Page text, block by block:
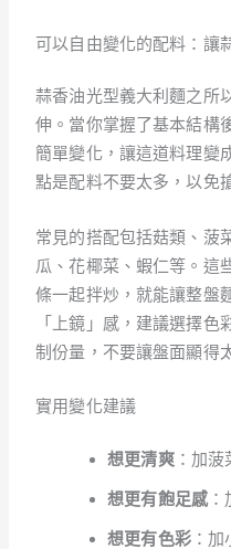
可以自由變化的配料：讓
蒜香油光型義大利麵之所
伸。當你掌握了基本結構
簡單變化，讓這道料理變
點是配料不要太多，以免
常見的搭配包括菇類、菠
瓜、花椰菜、蝦仁等。這
條一起拌炒，就能讓整盤
「上鏡」感，建議選擇
制份量，不要讓盤面顯得
實用變化建議
想更清爽：加菠
想更有飽足感：
想更有色彩：加